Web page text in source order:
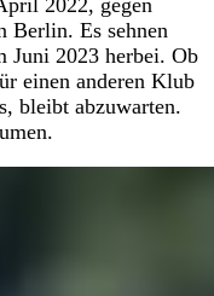
Berlin. Es sehnen
Juni 2023 herbei. Ob
einen anderen Klub
bleibt abzuwarten.